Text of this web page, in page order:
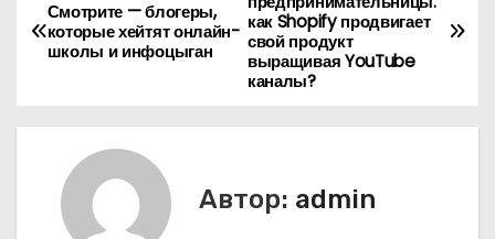
а
и
как Shopify продвигает
свой продукт
выращивая YouTube
каналы?
Смотрите — блогеры,
которые хейтят онлайн-
школы и инфоцыган
Автор: admin